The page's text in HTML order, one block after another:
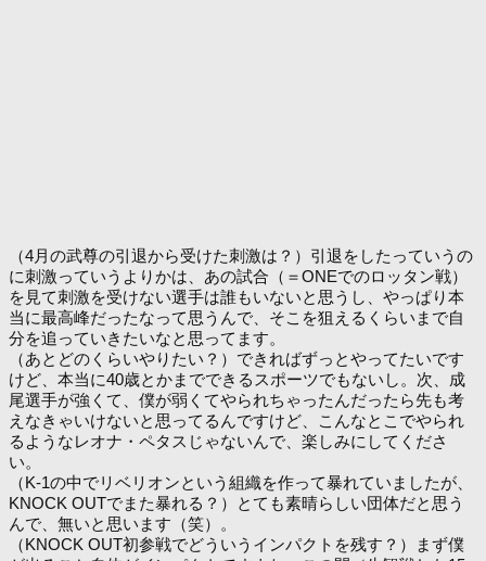
（4月の武尊の引退から受けた刺激は？）引退をしたっていうの
に刺激っていうよりかは、あの試合（＝ONEでのロッタン戦）
を見て刺激を受けない選手は誰もいないと思うし、やっぱり本
当に最高峰だったなって思うんで、そこを狙えるくらいまで自
分を追っていきたいなと思ってます。
（あとどのくらいやりたい？）できればずっとやってたいです
けど、本当に40歳とかまでできるスポーツでもないし。次、成
尾選手が強くて、僕が弱くてやられちゃったんだったら先も考
えなきゃいけないと思ってるんですけど、こんなとこでやられ
るようなレオナ・ペタスじゃないんで、楽しみにしてくださ
い。
（K-1の中でリベリオンという組織を作って暴れていましたが、
KNOCK OUTでまた暴れる？）とても素晴らしい団体だと思う
んで、無いと思います（笑）。
（KNOCK OUT初参戦でどういうインパクトを残す？）まず僕